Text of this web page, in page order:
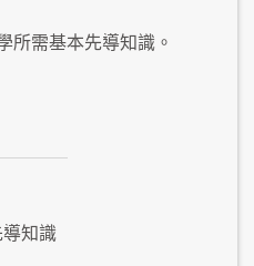
所需基本先導知識。
知識